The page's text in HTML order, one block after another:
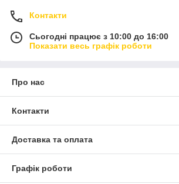
Контакти
Сьогодні працює з 10:00 до 16:00
Показати весь графік роботи
Про нас
Контакти
Доставка та оплата
Графік роботи